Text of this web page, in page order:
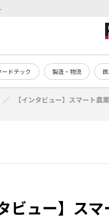
ードテック 製造・物流
【インタビュー】スマート農
ビュー】ス